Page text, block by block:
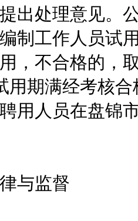
出处理意见。
制工作人员试
，不合格的，
用期满经考核
用人员在盘锦
与监督